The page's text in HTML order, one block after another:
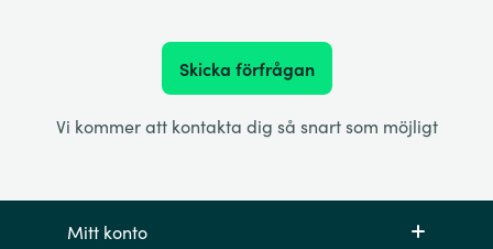
Skicka förfrågan
Vi kommer att kontakta dig så snart som möjligt
Mitt konto